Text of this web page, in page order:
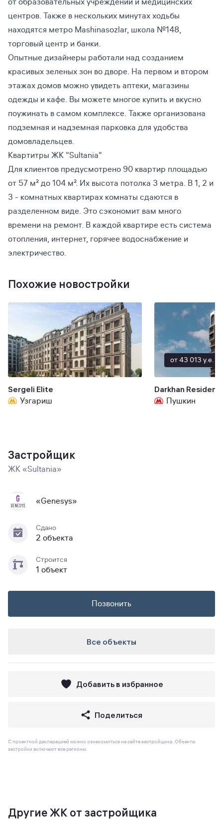
от образовательных учреждений и медицинских
центров. Также в нескольких минутах ходьбы
находятся метро Mashinasozlar, школа №148,
торговый центр и банки.
Опытные дизайнеры работали над созданием
красивых зеленых зон во дворе. На первом и втором
этажах домов можно увидеть аптеки, магазины
одежды и кафе. Вы можете многое купить и вкусно
поужинать в самом комплексе. Также организована
подземная и надземная парковка для удобства
домовладельцев.
Квартитры ЖК "Sultania"
Для клиентов предусмотрено 90 квартир площадью
от 57 м² до 104 м². Их высота потолка 3 метра. В 1, 2 и
3 - комнатных квартирах комнаты сдаются в
разделенном виде. Это сэкономит вам много
времени на ремонт. В каждой квартире есть система
отопления, интернет, горячее водоснабжение и
электричество.
Похожие новостройки
Sergeli Elite
Узгариш
от 43 013 y.e.
Darkhan
Пушкин
Застройщик
ЖК «Sultania»
«Genesys»
Сдано
2 объекта
Строится
1 объект
Позвонить
Все объекты
Добавить в избранное
Поделиться
С проектной декларацией можно ознакомиться на сайте застройщика. Объекты
застройки включают все регионы.
Другие ЖК от застройщика